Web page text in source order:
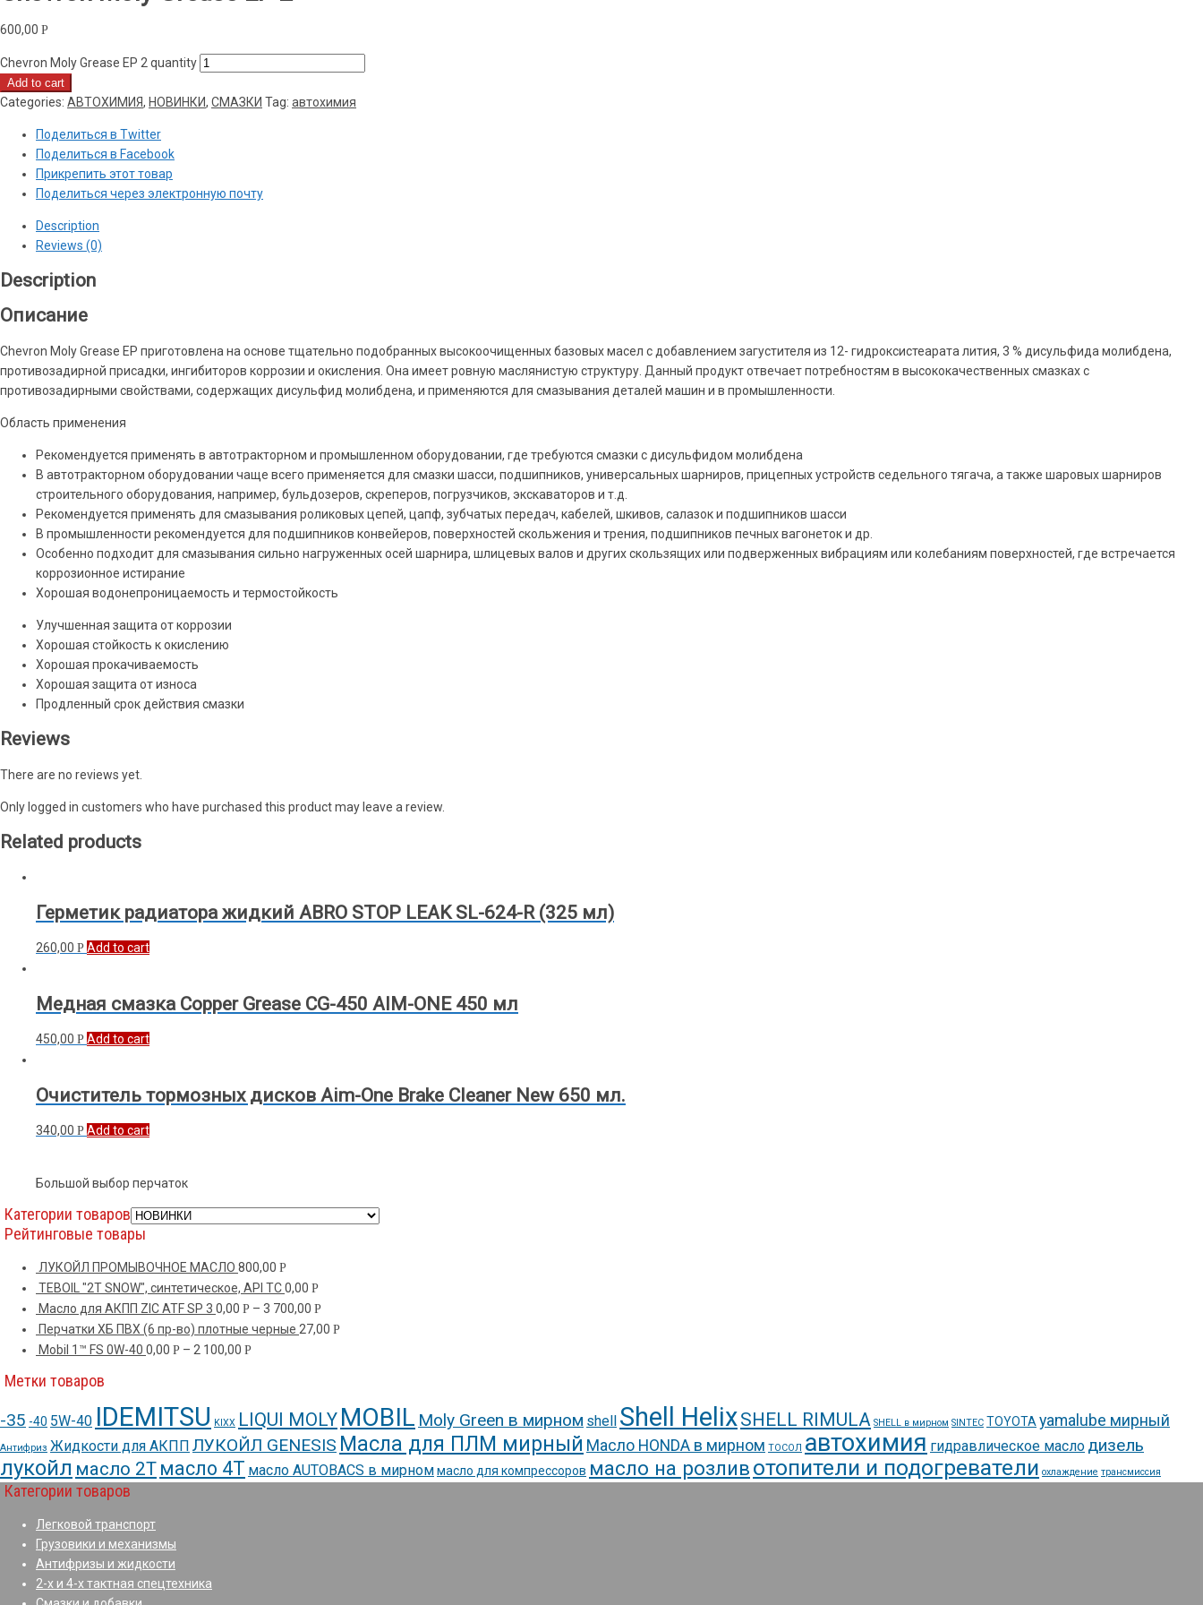
600,00 Р
Chevron Moly Grease EP 2 quantity
Add to cart
Categories: АВТОХИМИЯ, НОВИНКИ, СМАЗКИ Tag: автохимия
Поделиться в Twitter
Поделиться в Facebook
Прикрепить этот товар
Поделиться через электронную почту
Description
Reviews (0)
Description
Описание
Chevron Moly Grease EP приготовлена на основе тщательно подобранных высокоочищенных базовых масел с добавлением загустителя из 12- гидроксистеарата лития, 3 % дисульфида молибдена,
противозадирной присадки, ингибиторов коррозии и окисления. Она имеет ровную маслянистую структуру. Данный продукт отвечает потребностям в высококачественных смазках с
противозадирными свойствами, содержащих дисульфид молибдена, и применяются для смазывания деталей машин и в промышленности.
Область применения
Рекомендуется применять в автотракторном и промышленном оборудовании, где требуются смазки с дисульфидом молибдена
В автотракторном оборудовании чаще всего применяется для смазки шасси, подшипников, универсальных шарниров, прицепных устройств седельного тягача, а также шаровых шарниров
строительного оборудования, например, бульдозеров, скреперов, погрузчиков, экскаваторов и т.д.
Рекомендуется применять для смазывания роликовых цепей, цапф, зубчатых передач, кабелей, шкивов, салазок и подшипников шасси
В промышленности рекомендуется для подшипников конвейеров, поверхностей скольжения и трения, подшипников печных вагонеток и др.
Особенно подходит для смазывания сильно нагруженных осей шарнира, шлицевых валов и других скользящих или подверженных вибрациям или колебаниям поверхностей, где встречается
коррозионное истирание
Хорошая водонепроницаемость и термостойкость
Улучшенная защита от коррозии
Хорошая стойкость к окислению
Хорошая прокачиваемость
Хорошая защита от износа
Продленный срок действия смазки
Reviews
There are no reviews yet.
Only logged in customers who have purchased this product may leave a review.
Related products
Герметик радиатора жидкий ABRO STOP LEAK SL-624-R (325 мл)
260,00 Р Add to cart
Медная смазка Copper Grease CG-450 AIM-ONE 450 мл
450,00 Р Add to cart
Очиститель тормозных дисков Aim-One Brake Cleaner New 650 мл.
340,00 Р Add to cart
Большой выбор перчаток
Категории товаров
Рейтинговые товары
ЛУКОЙЛ ПРОМЫВОЧНОЕ МАСЛО 800,00 Р
TEBOIL "2T SNOW", синтетическое, API TC0,00 Р
Масло для АКПП ZIC ATF SP 3 0,00 Р – 3 700,00 Р
Перчатки ХБ ПВХ (6 пр-во) плотные черные 27,00 Р
Mobil 1™ FS 0W-40 0,00 Р – 2 100,00 Р
Метки товаров
-35 -40 5W-40 IDEMITSU KIXX LIQUI MOLY MOBIL Moly Green в мирном shell Shell HelixSHELL RIMULA SHELL в мирном SINTEC TOYOTA yamalube мирный
Антифриз Жидкости для АКПП ЛУКОЙЛ GENESIS Масла для ПЛМ мирный Масло HONDA в мирном ТОСОЛ автохимия гидравлическое масло дизель
лукойл масло 2Т масло 4Т масло AUTOBACS в мирноммасло для компрессоров масло на розливотопители и подогреватели охлаждение трансмиссия
Категории товаров
Легковой транспорт
Грузовики и механизмы
Антифризы и жидкости
2-х и 4-х тактная спецтехника